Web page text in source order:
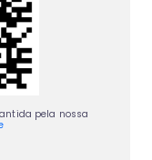
pela nossa